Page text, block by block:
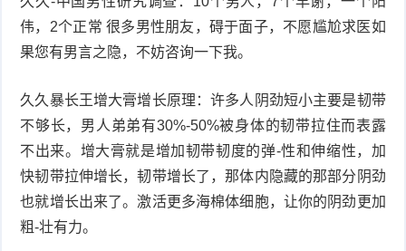
伟，2个正常 很多男性朋友，碍于面子，不愿尴尬求医如
果您有男言之隐，不妨咨询一下我。
久久暴长王增大膏增长原理：许多人阴劲短小主要是韧带
不够长，男人弟弟有30%-50%被身体的韧带拉住而表露
不出来。增大膏就是增加韧带韧度的弹-性和伸缩性，加
快韧带拉伸增长，韧带增长了，那体内隐藏的那部分阴劲
也就增长出来了。激活更多海棉体细胞，让你的阴劲更加
粗-壮有力。